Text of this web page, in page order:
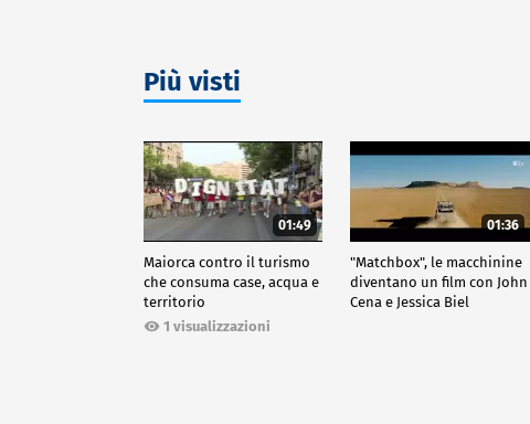
Più visti
01:49
Maiorca contro il turismo
che consuma case, acqua e
territorio
1 visualizzazioni
01:36
"Matchbox", le macchinine
diventano un film con John
Cena e Jessica Biel